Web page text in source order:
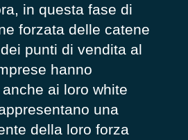
in questa fase di
forzata delle catene
punti di vendita al
hanno
ai loro white
una
della loro forza